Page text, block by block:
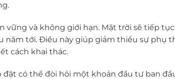
và không giới hạn. Mặt trời sẽ tiếp
năm tới. Điều này giúp giảm thiểu sự phụ
cách khai thác.
đặt có thể đòi hỏi một khoản đầu tư ban